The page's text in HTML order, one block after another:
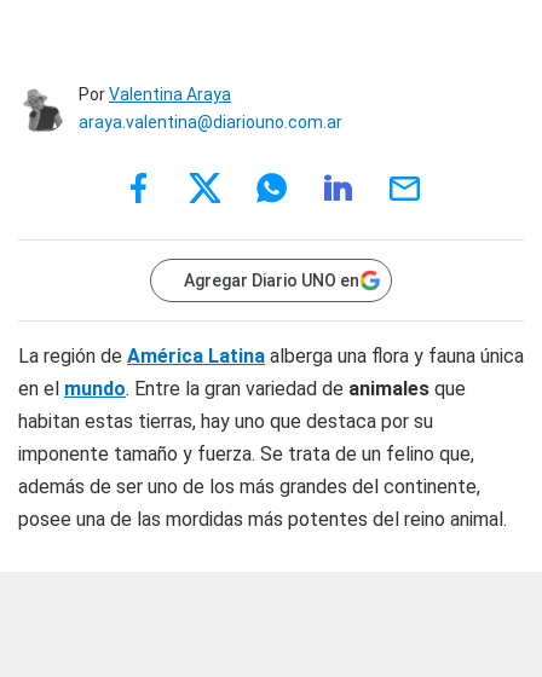
PorValentina Araya
araya.valentina@diariouno.com.ar
Agregar Diario UNO en
La región de América Latina alberga una flora y fauna única
en el mundo. Entre la gran variedad de animales que
habitan estas tierras, hay uno que destaca por su
imponente tamaño y fuerza. Se trata de un felino que,
además de ser uno de los más grandes del continente,
posee una de las mordidas más potentes del reino animal.